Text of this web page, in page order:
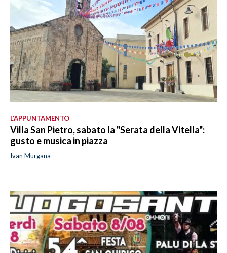
L’APPUNTAMENTO
Villa San Pietro, sabato la "Serata della Vitella":
gusto e musica in piazza
Ivan Murgana